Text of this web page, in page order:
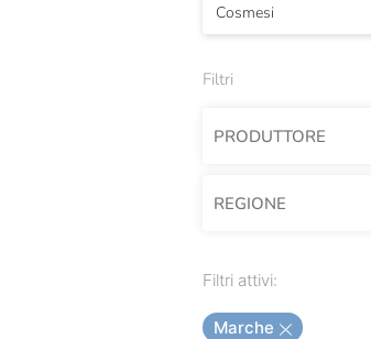
Cosmesi
Filtri
PRODUTTORE
Domo
Guzzini
REGIONE
Lombardia
Marche
Filtri attivi:
Marche